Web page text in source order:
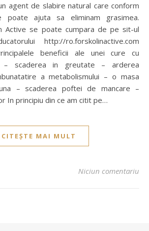
agent de slabire natural care conform
poate ajuta sa eliminam grasimea.
Active se poate cumpara de pe sit-ul
http://ro.forskolinactive.com
beneficii ale unei cure cu
– scaderea in greutate – arderea
a metabolismului – o masa
– scaderea poftei de mancare –
In principiu din ce am citit pe…
CITEȘTE MAI MULT
Niciun comentariu